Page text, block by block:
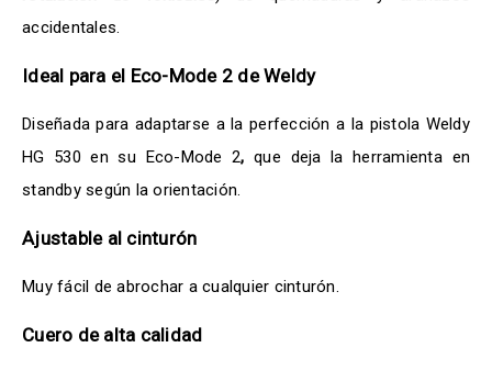
accidentales.
Ideal para el Eco-Mode 2 de Weldy
Diseñada para adaptarse a la perfección a la pistola Weldy
HG 530 en su Eco-Mode 2,que deja la herramienta en
standby según la orientación.
Ajustable al cinturón
Muy fácil de abrochar a cualquier cinturón.
Cuero de alta calidad